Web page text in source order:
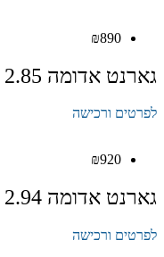
₪890
גארנט אדומה 2.85 קראט
לפרטים ורכישה
₪920
גארנט אדומה 2.94 קראט
לפרטים ורכישה